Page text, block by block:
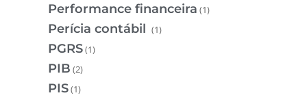
Performance financeira (1)
Perícia contábil (1)
PGRS(1)
PIB (2)
PIS(1)